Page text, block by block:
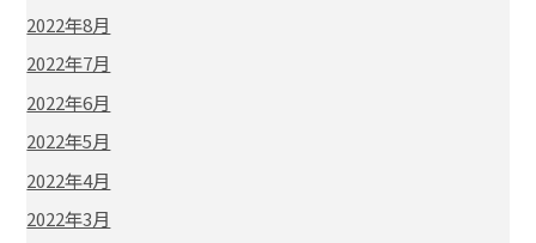
2022年8月
2022年7月
2022年6月
2022年5月
2022年4月
2022年3月